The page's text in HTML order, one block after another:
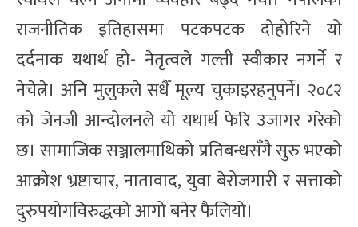
राजनीतिक इतिहासमा पटकपटक दोहोरिने यो
दर्दनाक यथार्थ हो- नेतृत्वले गल्ती स्वीकार नगर्ने र
नेचेत्ने। अनि मुलुकले सधैँ मूल्य चुकाइरहनुपर्ने। २०८२
को जेनजी आन्दोलनले यो यथार्थ फेरि उजागर गरेको
छ। सामाजिक सञ्जालमाथिको प्रतिबन्धसँगै सुरु भएको
आक्रोश भ्रष्टाचार, नातावाद, युवा बेरोजगारी र सत्ताको
दुरुपयोगविरुद्धको आगो बनेर फैलियो।